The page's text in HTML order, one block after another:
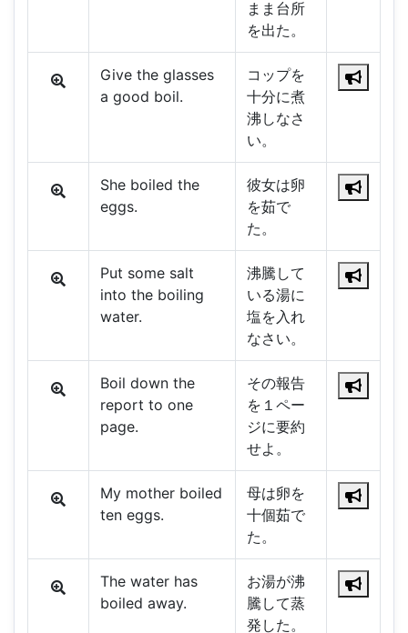
まま台所
を出た。
Give the glasses
a good boil.
コップを
十分に煮
沸しなさ
い。
She boiled the
eggs.
彼女は卵
を茹で
た。
Put some salt
into the boiling
water.
沸騰して
いる湯に
塩を入れ
なさい。
Boil down the
report to one
page.
その報告
を１ペー
ジに要約
せよ。
My mother boiled
ten eggs.
母は卵を
十個茹で
た。
The water has
boiled away.
お湯が沸
騰して蒸
発した。